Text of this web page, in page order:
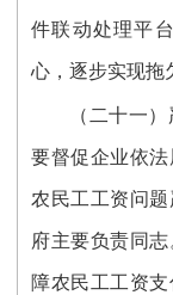
件联动处理平
心，逐步实现拖
（二十一
要督促企业依
农民工工资问
府主要负责同
障农民工工资